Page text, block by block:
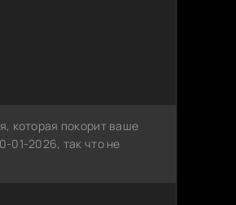
которая покорит ваше
01-2026, так что не